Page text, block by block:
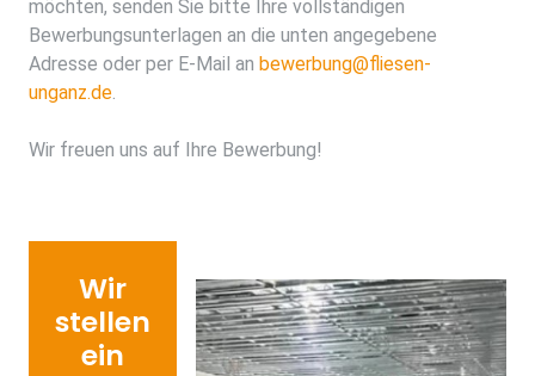
möchten, senden Sie bitte Ihre vollständigen
Bewerbungsunterlagen an die unten angegebene
Adresse oder per E-Mail an bewerbung@fliesen-
unganz.de
Wir freuen uns auf Ihre Bewerbung!
Wir
stellen
ein